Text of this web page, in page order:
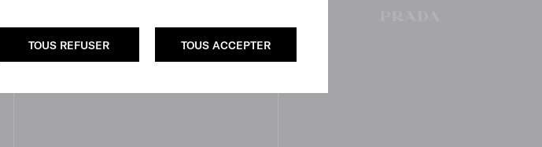
TOUS ACCEPTER
TOUS REFUSER